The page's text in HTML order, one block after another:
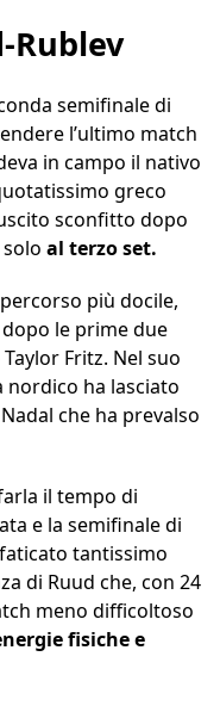
Rublev
semifinale di
l’ultimo match
in campo il nativo
greco
sconfitto dopo
al terzo set.
più docile,
le prime due
Fritz. Nel suo
nordico ha lasciato
che ha prevalso
il tempo di
e la semifinale di
tantissimo
di Ruud che, con 24
meno difficoltoso
fisiche e